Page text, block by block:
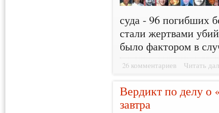
суда - 96 погибших
стали жертвами
было фактором в
26 комментариев Читать
Вердикт по делу о
завтра